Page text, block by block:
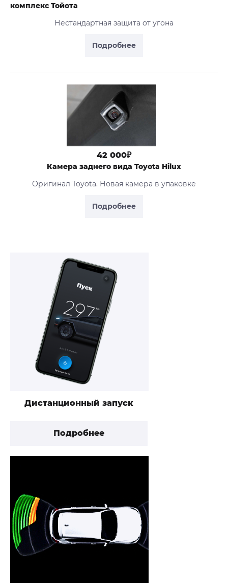
Подробнее
комплекс Тойота
Нестандартная защита от угона
Подробнее
42 000₽
Камера заднего вида Toyota Hilux
Оригинал Toyota. Новая камера в упаковке
Дистанционный запуск
Подробнее